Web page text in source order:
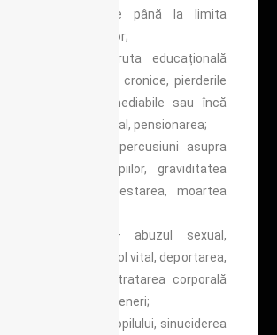
sau familia duse până la limita
cultural a normelor;
– eșecurile în ruta educațională
, bolile cronice, pierderile
cu modificări remediabile sau încă
ale statutului social, pensionarea;
– divorțul cu repercusiuni asupra
și creșterii copiilor, graviditatea
la adolescente, arestarea, moartea
– abuzul sexual,
resimțită ca pericol vital, deportarea,
munca forțată, maltratarea corporală
unuia dintre parteneri;
– moartea copilului, sinuciderea